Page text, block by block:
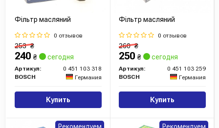
Фільтр масляний
0 отзывов
253₴
240 ₴ сегодня
Артикул:
0 451 103 318
BOSCH
Германия
Купить
Фільтр масляний
0 отзывов
260₴
250 ₴ сегодня
Артикул:
0 451 103 259
BOSCH
Германия
Купить